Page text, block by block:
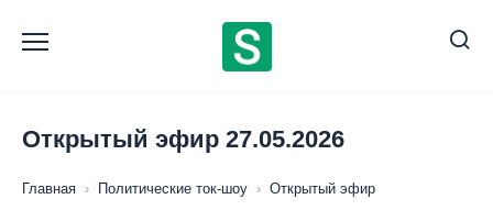
содержанию
Открытый эфир 27.05.2026
Главная › Политические ток-шоу › Открытый эфир